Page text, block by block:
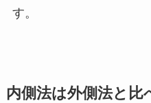
す。
内側法は外側法と